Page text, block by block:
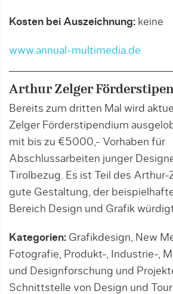
Kosten bei Auszeichnung: keine
www.annual-multimedia.de
Arthur Zelger
Bereits zum dritten Mal wird
Zelger Förderstipendium
mit bis zu €5000,- Vorhaben für
Abschlussarbeiten junger
Tirolbezug. Es ist Teil des
gute Gestaltung, der
Bereich Design und Grafik
Kategorien: Grafikdesign, New
Foto­grafie, Produkt-, Industrie-,
und Design­forschung und
Schnittstelle von Design und